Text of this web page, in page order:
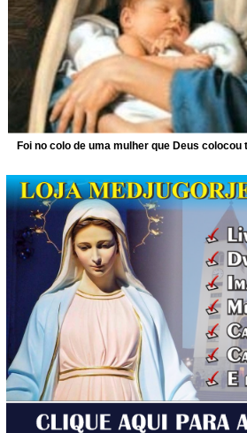
Foi no colo de uma mulher que Deus